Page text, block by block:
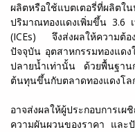
ผลิตหรือใช้แบตเตอรี่ที่ผลิต
ปริมาณทองแดงเพิ่มขึ้น 3.6
(ICEs) จึงส่งผลให้ความต้
ปัจจุบัน อุตสาหกรรมทองแดง
ปลายน้ำเท่านั้น ด้วยพื้นฐาน
ต้นทุนขึ้นกับตลาดทองแดงโล
อาจส่งผลให้ผู้ประกอบการเ
ความผันผวนของราคา แล